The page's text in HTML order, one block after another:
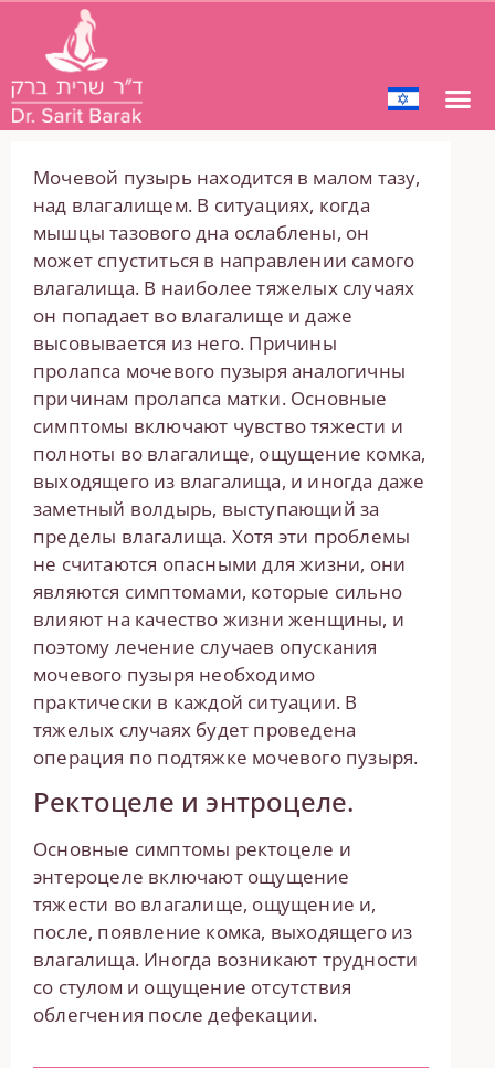
Мочевой пузырь находится в малом тазу,
над влагалищем. В ситуациях, когда
мышцы тазового дна ослаблены, он
может спуститься в направлении самого
влагалища. В наиболее тяжелых случаях
он попадает во влагалище и даже
высовывается из него. Причины
пролапса мочевого пузыря аналогичны
причинам пролапса матки. Основные
симптомы включают чувство тяжести и
полноты во влагалище, ощущение комка,
выходящего из влагалища, и иногда даже
заметный волдырь, выступающий за
пределы влагалища. Хотя эти проблемы
не считаются опасными для жизни, они
являются симптомами, которые сильно
влияют на качество жизни женщины, и
поэтому лечение случаев опускания
мочевого пузыря необходимо
практически в каждой ситуации. В
тяжелых случаях будет проведена
операция по подтяжке мочевого пузыря.
Ректоцеле и энтроцеле.
Основные симптомы ректоцеле и
энтероцеле включают ощущение
тяжести во влагалище, ощущение и,
после, появление комка, выходящего из
влагалища. Иногда возникают трудности
со стулом и ощущение отсутствия
облегчения после дефекации.